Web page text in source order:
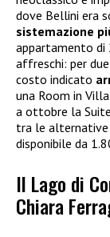
dove Bellini era
sistemazione
appartamento di
affreschi: per
costo indicato
una Room in
a ottobre la
tra le alternative
disponibile da
Il Lago di
Chiara